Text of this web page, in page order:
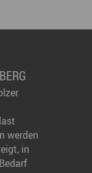
werden
in